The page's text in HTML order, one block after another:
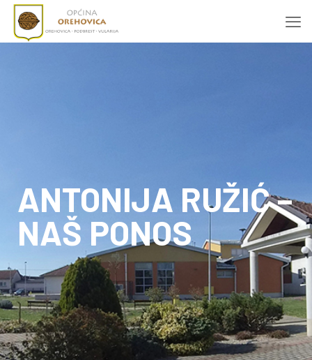
ANTONIJA RUŽIĆ –
NAŠ PONOS